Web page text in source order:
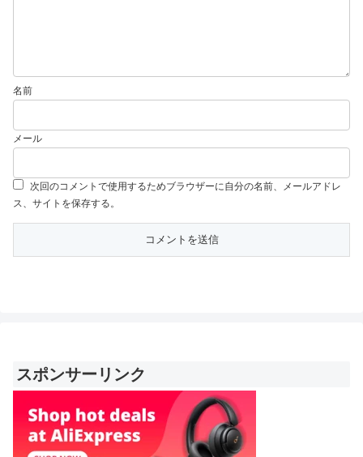
名前
メール
次回のコメントで使用するためブラウザーに自分の名前、メールアドレ
ス、サイトを保存する。
スポンサーリンク